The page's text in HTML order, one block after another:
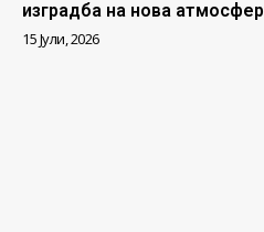
изградба на нова
15 Јули, 2026